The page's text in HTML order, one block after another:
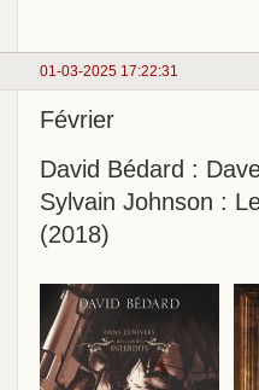
01-03-2025 17:22:31
Février
David Bédard :
Sylvain Johnson :
(2018)